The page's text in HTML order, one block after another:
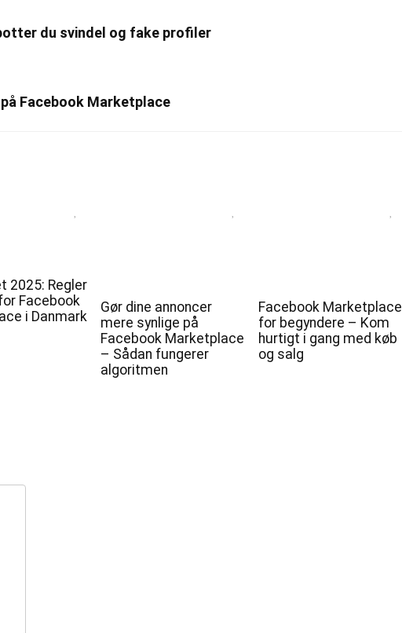
du svindel og fake profiler
Facebook Marketplace
2025: Regler
Facebook
i Danmark
Gør dine annoncer
mere synlige på
Facebook Marketplace
– Sådan fungerer
algoritmen
Facebook Marketplace
for begyndere – Kom
hurtigt i gang med køb
og salg